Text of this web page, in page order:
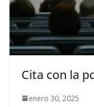
Cita con la
enero 30, 2025